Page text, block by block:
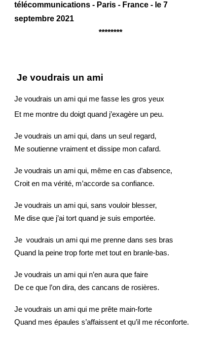
télécommunications - Paris - France - le 7
septembre 2021
********
Je voudrais un ami
Je voudrais un ami qui me fasse les gros yeux
Et me montre du doigt quand j’exagère un peu.
Je voudrais un ami qui, dans un seul regard,
Me soutienne vraiment et dissipe mon cafard.
Je voudrais un ami qui, même en cas d’absence,
Croit en ma vérité, m’accorde sa confiance.
Je voudrais un ami qui, sans vouloir blesser,
Me dise que j’ai tort quand je suis emportée.
Je voudrais un ami qui me prenne dans ses bras
Quand la peine trop forte met tout en branle-bas.
Je voudrais un ami qui n’en aura que faire
De ce que l’on dira, des cancans de rosières.
Je voudrais un ami qui me prête main-forte
Quand mes épaules s’affaissent et qu’il me réconforte.